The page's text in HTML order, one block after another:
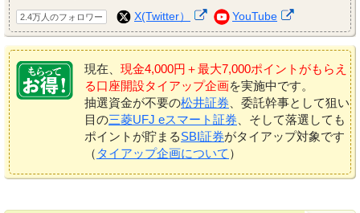
2.4万人のフォロワー X(Twitter） YouTube
現在、 現金4,000円＋最大7,000ポイントがもらえ
る口座開設タイアップ企画を実施中です。
抽選資金が不要の松井証券、委託幹事として狙い
目の三菱UFJ eスマート証券、そして落選しても
ポイントが貯まるSBI証券がタイアップ対象です
（ タイアップ企画について ）